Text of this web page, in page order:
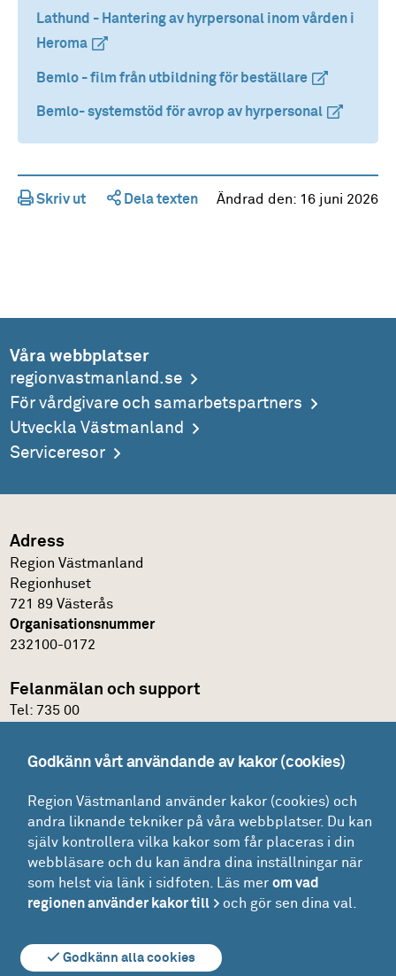
Lathund - Hantering av hyrpersonal inom vården i
Heroma (extern länk)
(extern länk)
Bemlo - film från utbildning för beställare (extern länk)
(extern länk)
Bemlo- systemstöd för avrop av hyrpersonal (extern
(extern
Skriv ut Dela texten Ändrad den: 16 juni 2026
Våra webbplatser
regionvastmanland.se
För vårdgivare och samarbetspartners
Utveckla Västmanland
Serviceresor
Adress
Region Västmanland
Regionhuset
721 89 Västerås
Organisationsnummer
232100-0172
Felanmälan och support
Tel: 735 00
Glömt lösenordet?
Mina ärenden
Lokaler
Drift - felanmälan och beställning
Godkänn vårt användande av kakor (cookies)
Region Västmanland använder kakor (cookies) och
andra liknande tekniker på våra webbplatser. Du kan
själv kontrollera vilka kakor som får placeras i din
webbläsare och du kan ändra dina inställningar när
som helst via länk i sidfoten. Läs merom vad
regionen använder kakor till
och gör sen dina val.
Godkänn alla cookies